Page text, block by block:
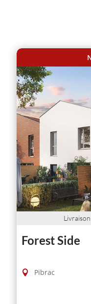
Livraison
Forest Side
Pibrac